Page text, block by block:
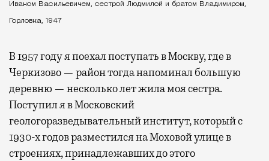
Иваном Васильевичем, сестрой Людмилой и братом Владимиром,
Горловка, 1947
В 1957 году я поехал поступать в Москву, где в
Черкизово — район тогда напоминал большую
деревню — несколько лет жила моя сестра.
Поступил я в Московский
геологоразведывательный институт, который с
1930-х годов разместился на Моховой улице в
строениях, принадлежавших до этого